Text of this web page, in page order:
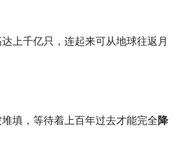
上千亿只，连起来可从地球往返月
填，等待着上百年过去才能完全降